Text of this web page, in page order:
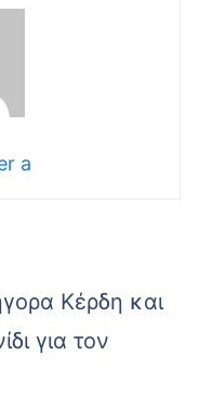
a
Κέρδη και
για τον